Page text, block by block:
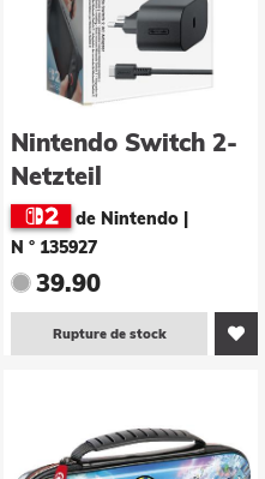
Nintendo Switch 2-
Netzteil
de Nintendo
N ° 135927
39.90
Rupture de stock